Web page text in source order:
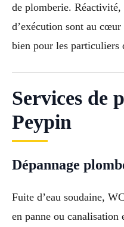
de plomberie. Réactivité,
d’exécution sont au
bien pour les particuliers
Services de
Peypin
Dépannage
Fuite d’eau soudaine,
en panne ou canalisation